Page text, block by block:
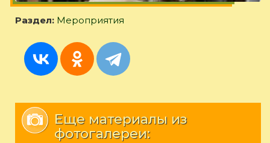
Раздел: Мероприятия
Еще материалы из
фотогалереи: